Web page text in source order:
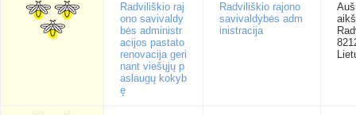
Radviliškio raj
ono savivaldy
bės administr
acijos pastato
renovacija geri
nant viešųjų p
aslaugų kokyb
ę
Radviliškio rajono
savivaldybės adm
inistracija